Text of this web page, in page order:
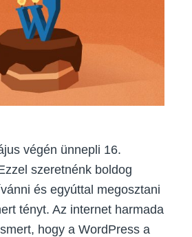
végén ünnepli 16.
szeretnénk boldog
és egyúttal megosztani
tényt. Az internet harmada
hogy a WordPress a